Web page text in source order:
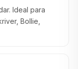
Ideal para
Bollie,